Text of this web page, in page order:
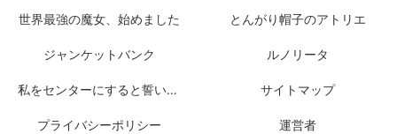
世界最強の魔女、始めました とんがり帽子のアトリエ
ジャンケットバンク ルノリータ
私をセンターにすると誓いますか？ サイトマップ
プライバシーポリシー 運営者